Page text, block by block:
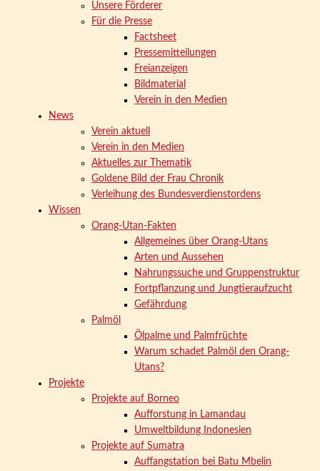
Unsere Förderer
Für die Presse
Factsheet
Pressemitteilungen
Freianzeigen
Bildmaterial
Verein in den Medien
News
Verein aktuell
Verein in den Medien
Aktuelles zur Thematik
Goldene Bild der Frau Chronik
Verleihung des Bundesverdienstordens
Wissen
Orang-Utan-Fakten
Allgemeines über Orang-Utans
Arten und Aussehen
Nahrungssuche und Gruppenstruktur
Fortpflanzung und Jungtieraufzucht
Gefährdung
Palmöl
Ölpalme und Palmfrüchte
Warum schadet Palmöl den Orang-
Utans?
Projekte
Projekte auf Borneo
Aufforstung in Lamandau
Umweltbildung Indonesien
Projekte auf Sumatra
Auffangstation bei Batu Mbelin